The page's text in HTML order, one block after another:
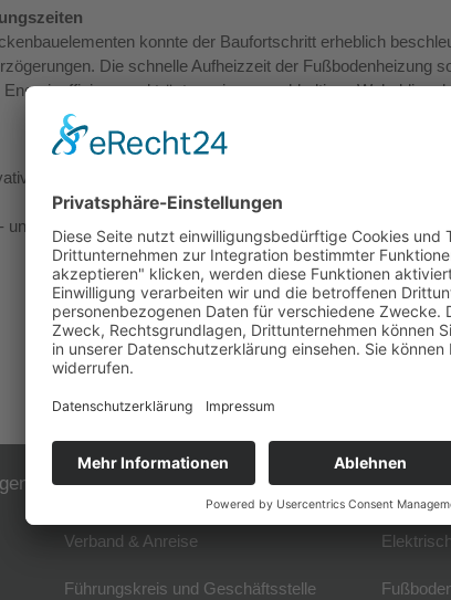
konnte der Baufortschritt erheblich
Die schnelle Aufheizzeit der Fußbodenheizung
und trägt zu einem nachhaltigen Wohnklima
Fußbodenheizung
Trockenbauprodukte GmbH
Der BVF
Verband & Anreise
Führungskreis und Geschäftsstelle